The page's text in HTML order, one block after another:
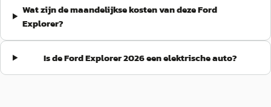
Wat zijn de maandelijkse kosten van deze Ford
Explorer?
Is de Ford Explorer 2026 een elektrische auto?